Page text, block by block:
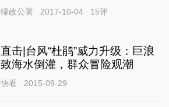
绿政公署 2017-10-04 15评
直击|台风“杜鹃”威力升级：巨浪
致海水倒灌，群众冒险观潮
快看 2015-09-29